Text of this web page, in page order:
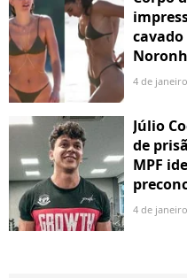
4 de
Júlio
de
MPF
4 de